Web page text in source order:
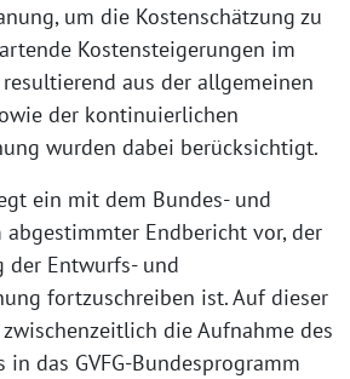
um die Kostenschätzung zu
Kostensteigerungen im
aus der allgemeinen
der kontinuierlichen
wurden dabei berücksichtigt.
ein mit dem Bundes- und
Endbericht vor, der
der Entwurfs- und
fortzuschreiben ist. Auf dieser
die Aufnahme des
das GVFG-Bundesprogramm